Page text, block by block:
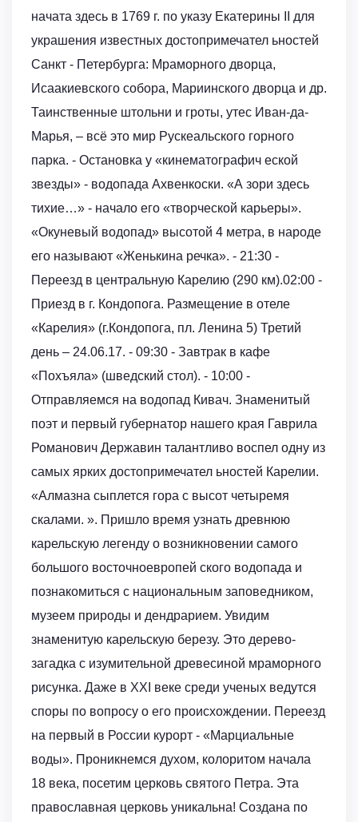
начата здесь в 1769 г. по указу Екатерины II для
украшения известных достопримечател ьностей
Санкт - Петербурга: Мраморного дворца,
Исаакиевского собора, Мариинского дворца и др.
Таинственные штольни и гроты, утес Иван-да-
Марья, – всё это мир Рускеальского горного
парка. - Остановка у «кинематографич еской
звезды» - водопада Ахвенкоски. «А зори здесь
тихие…» - начало его «творческой карьеры».
«Окуневый водопад» высотой 4 метра, в народе
его называют «Женькина речка». - 21:30 -
Переезд в центральную Карелию (290 км).02:00 -
Приезд в г. Кондопога. Размещение в отеле
«Карелия» (г.Кондопога, пл. Ленина 5) Третий
день – 24.06.17. - 09:30 - Завтрак в кафе
«Похъяла» (шведский стол). - 10:00 -
Отправляемся на водопад Кивач. Знаменитый
поэт и первый губернатор нашего края Гаврила
Романович Державин талантливо воспел одну из
самых ярких достопримечател ьностей Карелии.
«Алмазна сыплется гора с высот четыремя
скалами. ». Пришло время узнать древнюю
карельскую легенду о возникновении самого
большого восточноевропей ского водопада и
познакомиться с национальным заповедником,
музеем природы и дендрарием. Увидим
знаменитую карельскую березу. Это дерево-
загадка с изумительной древесиной мраморного
рисунка. Даже в XXI веке среди ученых ведутся
споры по вопросу о его происхождении. Переезд
на первый в России курорт - «Марциальные
воды». Проникнемся духом, колоритом начала
18 века, посетим церковь святого Петра. Эта
православная церковь уникальна! Создана по